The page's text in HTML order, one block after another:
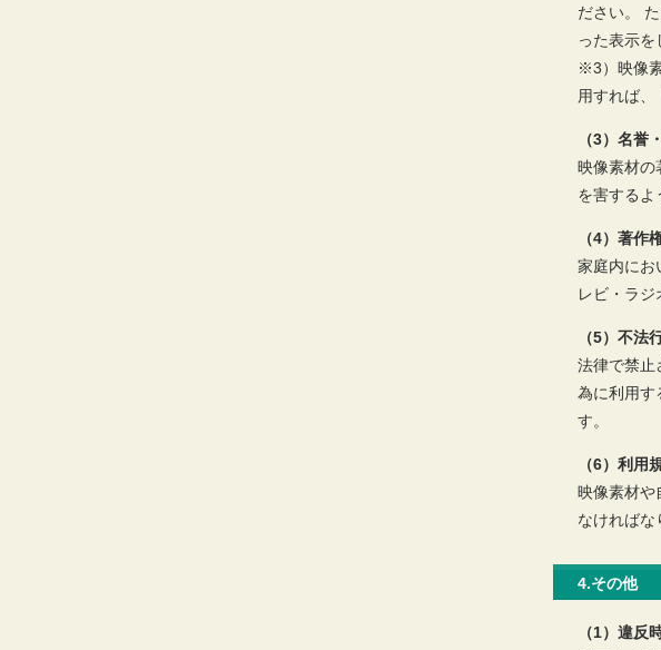
ださい。
った表示を
※3）映像
用すれば、
（3）名誉
映像素材の
を害するよ
（4）著作
家庭内にお
レビ・ラジ
（5）不法
法律で禁止
為に利用す
す。
（6）利用
映像素材や
なければな
4.その他
（1）違反